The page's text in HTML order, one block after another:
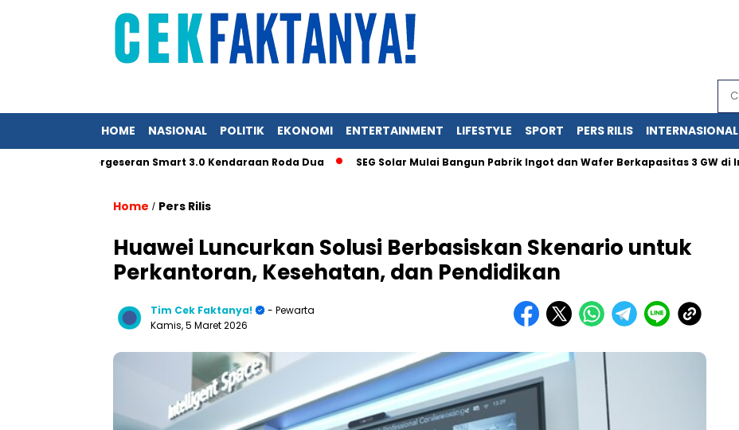
HOME NASIONAL POLITIK EKONOMI ENTERTAINMENT LIFESTYLE SPORT PERS RILIS INTERNASIONAL
Pergeseran Smart 3.0 Kendaraan Roda Dua SEG Solar Mulai Bangun Pabrik Ingot dan Wafer Berkapasitas 3 GW di Indonesia
Home / Pers Rilis
Huawei Luncurkan Solusi Berbasiskan Skenario untuk
Perkantoran, Kesehatan, dan Pendidikan
Tim Cek Faktanya!
- Pewarta
Kamis, 5 Maret 2026